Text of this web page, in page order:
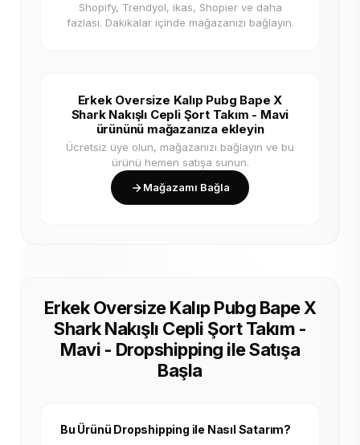
Shopify, Trendyol, ikas, Shopier ve daha
fazlası. Dakikalar içinde mağazanızı bağlayın.
Erkek Oversize Kalıp Pubg Bape X
Shark Nakışlı Cepli Şort Takım - Mavi
ürününü mağazanıza ekleyin
Ücretsiz üye olun, mağazanızı bağlayın ve bu
ürünü hemen satışa sunun.
Mağazamı Bağla
Erkek Oversize Kalıp Pubg Bape X
Shark Nakışlı Cepli Şort Takım -
Mavi - Dropshipping ile Satışa
Başla
Bu Ürünü Dropshipping ile Nasıl Satarım?